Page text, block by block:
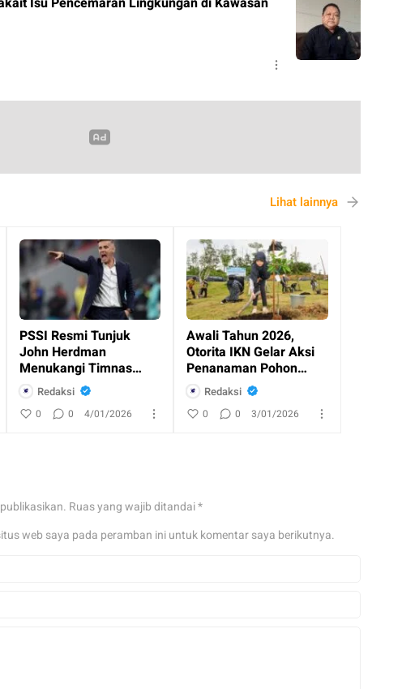
Lihat lainnya
PSSI Resmi Tunjuk
John Herdman
Menukangi Timnas
Indonesia
Redaksi
0 0 4/01/2026
Awali Tahun 2026,
Otorita IKN Gelar Aksi
Penanaman Pohon
Bersama Masyaraka
Redaksi
0 0 3/01/2026
Ruas yang wajib ditandai*
web saya pada peramban ini untuk komentar saya berikutnya.